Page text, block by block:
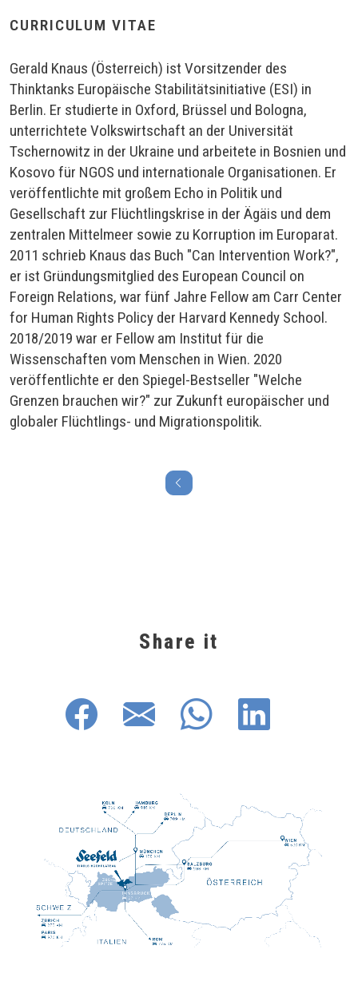
CURRICULUM VITAE
Gerald Knaus (Österreich) ist Vorsitzender des
Thinktanks Europäische Stabilitätsinitiative (ESI) in
Berlin. Er studierte in Oxford, Brüssel und Bologna,
unterrichtete Volkswirtschaft an der Universität
Tschernowitz in der Ukraine und arbeitete in Bosnien und
Kosovo für NGOS und internationale Organisationen. Er
veröffentlichte mit großem Echo in Politik und
Gesellschaft zur Flüchtlingskrise in der Ägäis und dem
zentralen Mittelmeer sowie zu Korruption im Europarat.
2011 schrieb Knaus das Buch "Can Intervention Work?",
er ist Gründungsmitglied des European Council on
Foreign Relations, war fünf Jahre Fellow am Carr Center
for Human Rights Policy der Harvard Kennedy School.
2018/2019 war er Fellow am Institut für die
Wissenschaften vom Menschen in Wien. 2020
veröffentlichte er den Spiegel-Bestseller "Welche
Grenzen brauchen wir?" zur Zukunft europäischer und
globaler Flüchtlings- und Migrationspolitik.
Share it